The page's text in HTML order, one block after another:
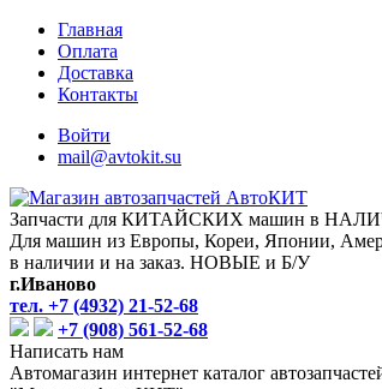
Главная
Оплата
Доставка
Контакты
Войти
mail@avtokit.su
Запчасти для КИТАЙСКИХ машин в
Для машин из Европы, Кореи, Японии,
в наличии и на заказ. НОВЫЕ и Б/У
г.Иваново
тел. +7 (4932) 21-52-68
+7 (908) 561-52-68
Написать нам
Автомагазин интернет каталог